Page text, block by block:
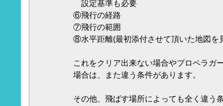
設定基準も必要
⑥飛行の経路
⑦飛行の範囲
⑧水平距離(最初添付させて頂いた地図を
これをクリア出来ない場合やプロペラガ
場合は、また違う条件があります。
その他、飛ばす場所によっても全く違う